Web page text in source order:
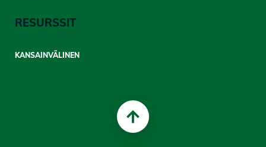
RESURSSIT
KANSAINVÄLINEN